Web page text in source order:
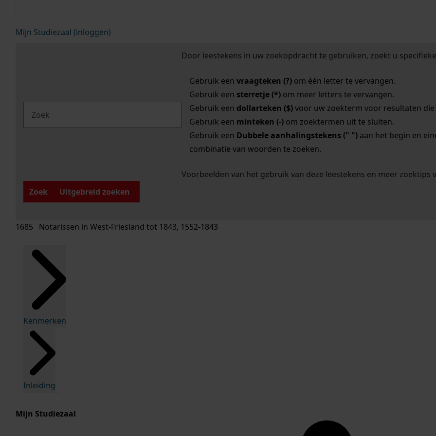
Mijn Studiezaal (inloggen)
Door leestekens in uw zoekopdracht te gebruiken, zoekt u
Gebruik een vraagteken (?)om één letter te vervangen.
Gebruik een sterretje (*)om meer letters te vervangen.
Gebruik een dollarteken ($)voor uw zoekterm voor resultaten die
Gebruik een minteken (-)om zoektermen uit te sluiten.
Gebruik een Dubbele aanhalingstekens (" ")aan het begin en
combinatie van woorden te zoeken.
Voorbeelden van het gebruik van deze leestekens en meer zoektips
Zoek
Uitgebreid zoeken
1685 Notarissen in West-Friesland tot 1843, 1552-1843
Kenmerken
Inleiding
Mijn Studiezaal